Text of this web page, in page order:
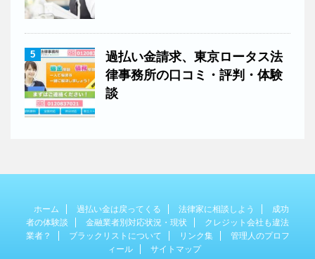
5
過払い金請求、東京ロータス法
律事務所の口コミ・評判・体験
談
ホーム 過払い金は戻ってくる 法律家に相談しよう
成功
者の体験談
金融業者別対応状況・現状
クレジット会社も違法
業者？
ブラックリストについて リンク集
管理人のプロフ
ィール
サイトマップ